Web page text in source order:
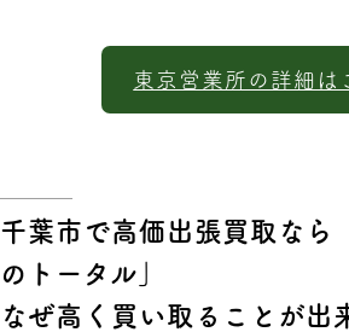
東京営業所の詳細は
千葉市で高価出張買取なら
のトータル」
なぜ高く買い取ることが出